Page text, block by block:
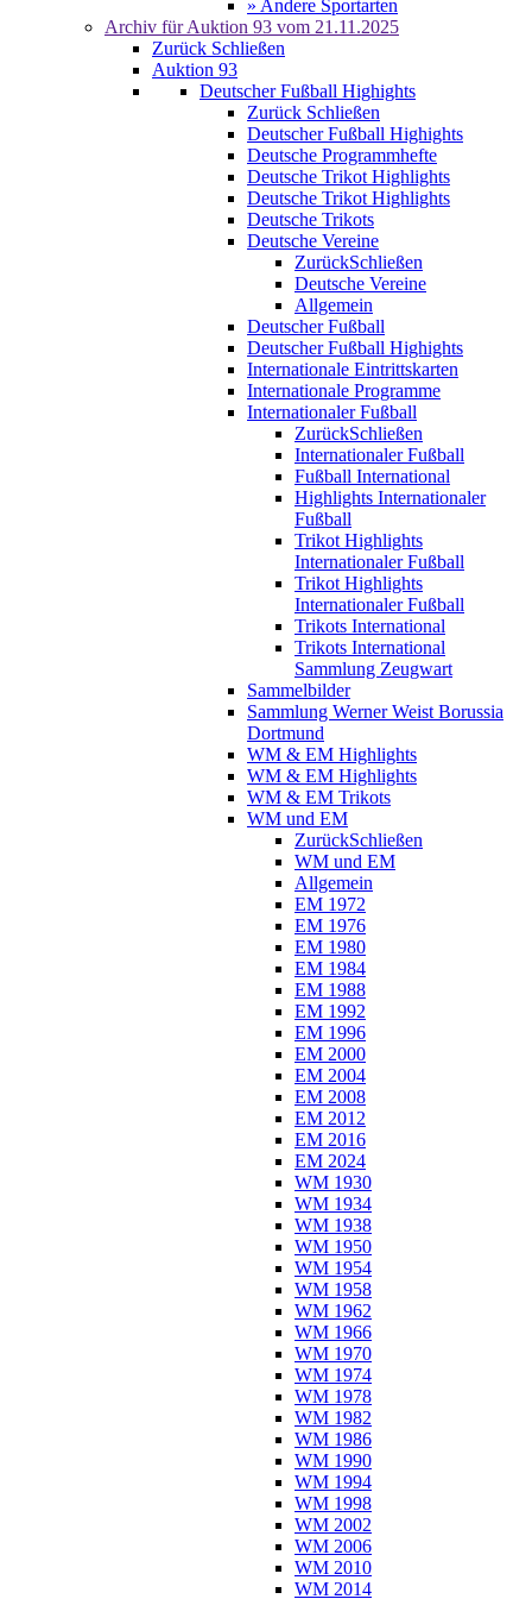
» Andere Sportarten
Archiv für Auktion 93 vom 21.11.2025
Zurück Schließen
Auktion 93
Deutscher Fußball Highights
Zurück Schließen
Deutscher Fußball Highights
Deutsche Programmhefte
Deutsche Trikot Highlights
Deutsche Trikot Highlights
Deutsche Trikots
Deutsche Vereine
ZurückSchließen
Deutsche Vereine
Allgemein
Deutscher Fußball
Deutscher Fußball Highights
Internationale Eintrittskarten
Internationale Programme
Internationaler Fußball
ZurückSchließen
Internationaler Fußball
Fußball International
Highlights Internationaler
Fußball
Trikot Highlights
Internationaler Fußball
Trikot Highlights
Internationaler Fußball
Trikots International
Trikots International
Sammlung Zeugwart
Sammelbilder
Sammlung Werner Weist Borussia
Dortmund
WM & EM Highlights
WM & EM Highlights
WM & EM Trikots
WM und EM
ZurückSchließen
WM und EM
Allgemein
EM 1972
EM 1976
EM 1980
EM 1984
EM 1988
EM 1992
EM 1996
EM 2000
EM 2004
EM 2008
EM 2012
EM 2016
EM 2024
WM 1930
WM 1934
WM 1938
WM 1950
WM 1954
WM 1958
WM 1962
WM 1966
WM 1970
WM 1974
WM 1978
WM 1982
WM 1986
WM 1990
WM 1994
WM 1998
WM 2002
WM 2006
WM 2010
WM 2014